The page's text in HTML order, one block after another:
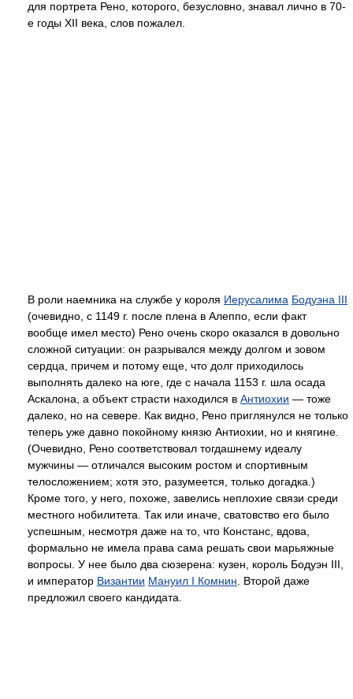
для портрета Рено, которого, безусловно, знавал лично в 70-
е годы XII века, слов пожалел.
В роли наемника на службе у короля Иерусалима Бодуэна III
(очевидно, с 1149 г. после плена в Алеппо, если факт
вообще имел место) Рено очень скоро оказался в довольно
сложной ситуации: он разрывался между долгом и зовом
сердца, причем и потому еще, что долг приходилось
выполнять далеко на юге, где с начала 1153 г. шла осада
Аскалона, а объект страсти находился в Антиохии — тоже
далеко, но на севере. Как видно, Рено приглянулся не только
теперь уже давно покойному князю Антиохии, но и княгине.
(Очевидно, Рено соответствовал тогдашнему идеалу
мужчины — отличался высоким ростом и спортивным
телосложением; хотя это, разумеется, только догадка.)
Кроме того, у него, похоже, завелись неплохие связи среди
местного нобилитета. Так или иначе, сватовство его было
успешным, несмотря даже на то, что Констанс, вдова,
формально не имела права сама решать свои марьяжные
вопросы. У нее было два сюзерена: кузен, король Бодуэн III,
и император Византии Мануил I Комнин. Второй даже
предложил своего кандидата.